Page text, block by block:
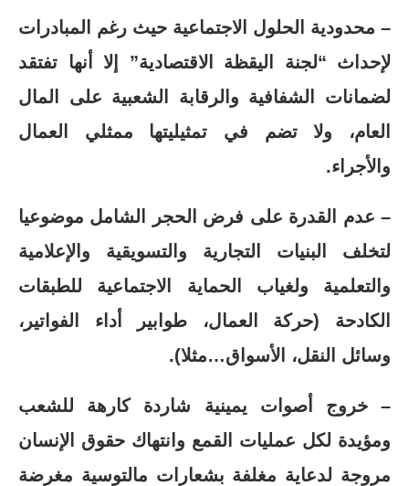
– محدودية الحلول الاجتماعية حيث رغم المبادرات
لإحداث “لجنة اليقظة الاقتصادية” إلا أنها تفتقد
لضمانات الشفافية والرقابة الشعبية على المال
العام، ولا تضم في تمثيليتها ممثلي العمال
والأجراء.
– عدم القدرة على فرض الحجر الشامل موضوعيا
لتخلف البنيات التجارية والتسويقية والإعلامية
والتعلمية ولغياب الحماية الاجتماعية للطبقات
الكادحة (حركة العمال، طوابير أداء الفواتير،
وسائل النقل، الأسواق…مثلا).
– خروج أصوات يمينية شاردة كارهة للشعب
ومؤيدة لكل عمليات القمع وانتهاك حقوق الإنسان
مروجة لدعاية مغلفة بشعارات مالتوسية مغرضة